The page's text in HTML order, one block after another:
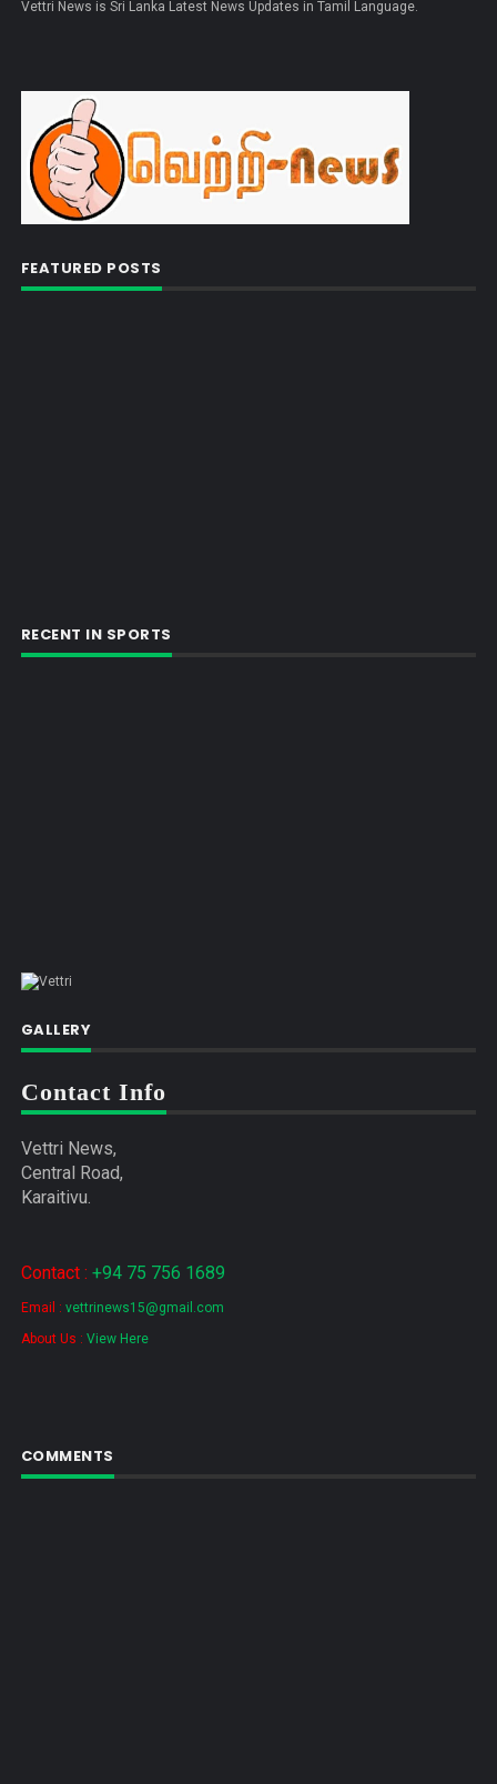
Vettri News is Sri Lanka Latest News Updates in Tamil Language.
FEATURED POSTS
RECENT IN SPORTS
GALLERY
Contact Info
Vettri News,
Central Road,
Karaitivu.
Contact : +94 75 756 1689
Email : vettrinews15@gmail.com
About Us : View Here
COMMENTS